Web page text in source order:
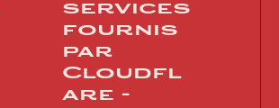
services
fournis
par
Cloudfl
are -